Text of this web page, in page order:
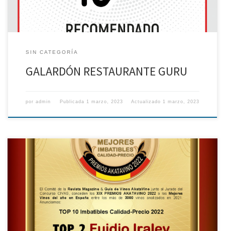
SIN CATEGORÍA
GALARDÓN RESTAURANTE GURU
por admin Publicada 1 marzo, 2023 Actualizado 1 marzo, 2023